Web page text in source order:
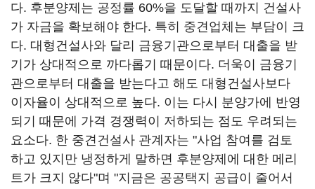
다. 후분양제는 공정률 60%을 도달할 때까지 건설사
가 자금을 확보해야 한다. 특히 중견업체는 부담이 크
다. 대형건설사와 달리 금융기관으로부터 대출을 받
기가 상대적으로 까다롭기 때문이다. 더욱이 금융기
관으로부터 대출을 받는다고 해도 대형건설사보다
이자율이 상대적으로 높다. 이는 다시 분양가에 반영
되기 때문에 가격 경쟁력이 저하되는 점도 우려되는
요소다. 한 중견건설사 관계자는 "사업 참여를 검토
하고 있지만 냉정하게 말하면 후분양제에 대한 메리
트가 크지 않다"며 "지금은 공공택지 공급이 줄어서